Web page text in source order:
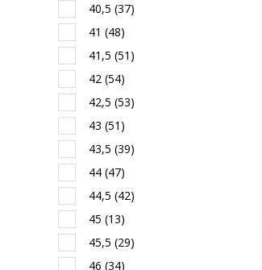
40,5 (37)
41 (48)
41,5 (51)
42 (54)
42,5 (53)
43 (51)
43,5 (39)
44 (47)
44,5 (42)
45 (13)
45,5 (29)
46 (34)